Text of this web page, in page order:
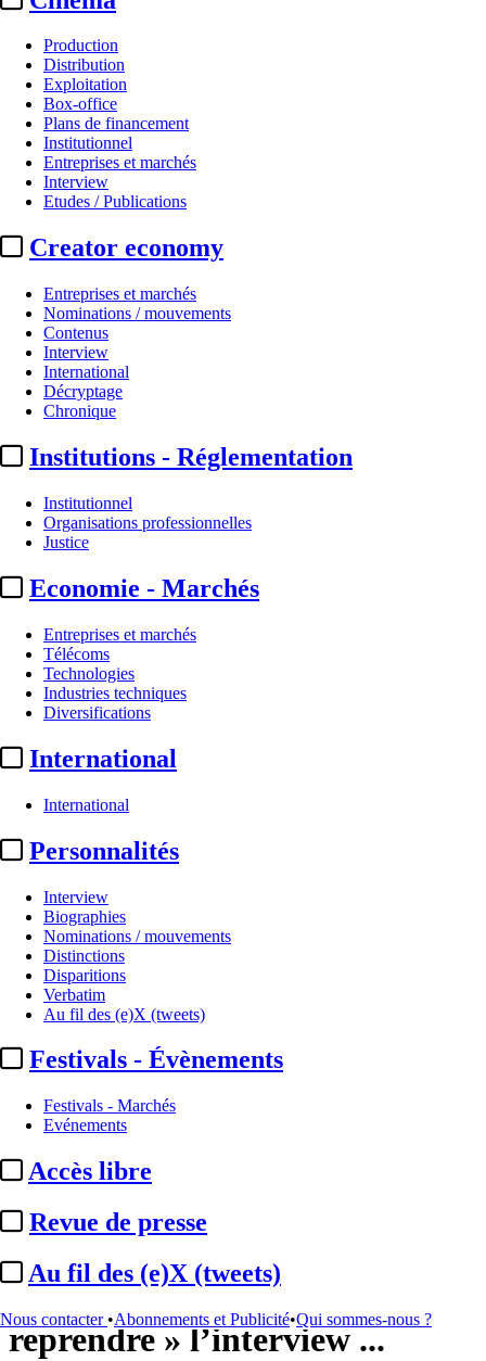
Production
Distribution
Exploitation
Box-office
Plans de financement
Institutionnel
Entreprises et marchés
Interview
Etudes / Publications
Creator economy
Entreprises et marchés
Nominations / mouvements
Contenus
Interview
International
Décryptage
Chronique
Institutions - Réglementation
Institutionnel
Organisations professionnelles
Justice
Economie - Marchés
Entreprises et marchés
Télécoms
Technologies
Industries techniques
Diversifications
International
International
Personnalités
Interview
Biographies
Nominations / mouvements
Distinctions
Disparitions
Verbatim
Au fil des (e)X (tweets)
Festivals - Évènements
Festivals - Marchés
Evénements
Accès libre
Revue de presse
Au fil des (e)X (tweets)
Nous contacter •Abonnements et Publicité•Qui sommes-nous ?
Programmes
France 2 / « Télématin » :
Francis Letellier « en passe de
reprendre » l’interview ...